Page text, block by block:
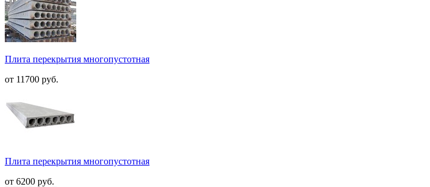
Плита перекрытия многопустотная
от 11700 руб.
Плита перекрытия многопустотная
от 6200 руб.